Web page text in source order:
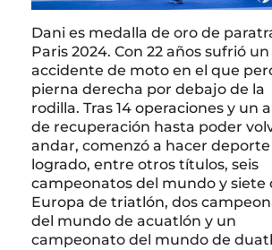
Dani es medalla de oro de
Paris 2024. Con 22 años sufrió un
accidente de moto en el que
pierna derecha por debajo de la
rodilla. Tras 14 operaciones y un
de recuperación hasta poder
andar, comenzó a hacer deporte
logrado, entre otros títulos, seis
campeonatos del mundo y siete
Europa de triatlón, dos
del mundo de acuatlón y un
campeonato del mundo de